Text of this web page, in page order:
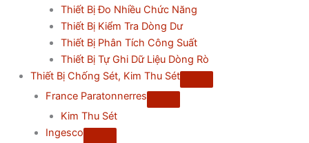
Thiết Bị Đo Nhiều Chức Năng
Thiết Bị Kiểm Tra Dòng Dư
Thiết Bị Phân Tích Công Suất
Thiết Bị Tự Ghi Dữ Liệu Dòng Rò
Thiết Bị Chống Sét, Kim Thu Sét
France Paratonnerres
Kim Thu Sét
Ingesco